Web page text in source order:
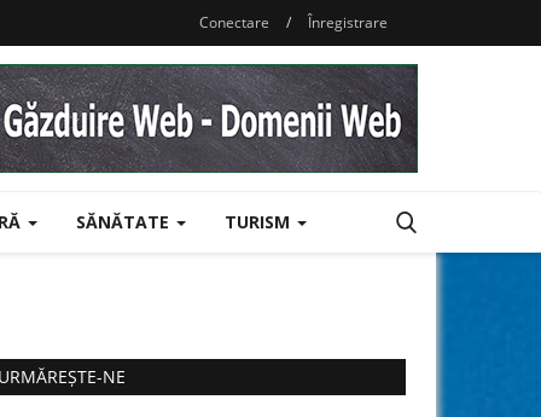
Conectare / Înregistrare
SĂNĂTATE TURISM
URMĂREȘTE-NE